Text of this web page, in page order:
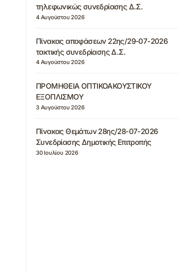
τηλεφωνικώς συνεδρίασης Δ.Σ.
4 Αυγούστου 2026
Πίνακας αποφάσεων 22ης/29-07-2026
τακτικής συνεδρίασης Δ.Σ.
4 Αυγούστου 2026
ΠΡΟΜΗΘΕΙΑ ΟΠΤΙΚΟΑΚΟΥΣΤΙΚΟΥ
ΕΞΟΠΛΙΣΜΟΥ
3 Αυγούστου 2026
Πίνακας Θεμάτων 28ης/28-07-2026
Συνεδρίασης Δημοτικής Επιτροπής
30 Ιουλίου 2026